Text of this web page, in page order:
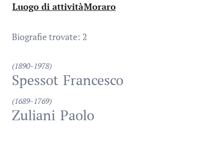
Luogo di attività
:Moraro
Biografie trovate: 2
(1890-1978)
Spessot Francesco
(1689-1769)
Zuliani Paolo